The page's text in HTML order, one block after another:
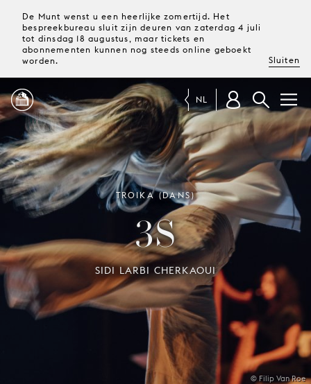
De Munt wenst u een heerlijke zomertijd. Het
bespreekbureau sluit zijn deuren van zaterdag 4 juli
tot dinsdag 18 augustus, maar tickets en
abonnementen kunnen nog steeds online geboekt
worden.
Sluiten
PROGRAMMA
MAGAZINE
TICKETS &
ABONNEMENTEN
UW
BEZOEK
JONG
PUBLIEK
DE
MUNT
NL
© Filip Van Roe
TROIKA (DANS)
3S
SIDI LARBI CHERKAOUI